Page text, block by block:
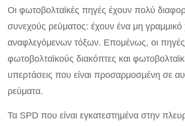
Οι φωτοβολταϊκές πηγές έχουν πολύ
συνεχούς ρεύματος: έχουν ένα μη
αναφλεγόμενων τόξων. Επομένως, οι πηγές
φωτοβολταϊκούς διακόπτες και
υπερτάσεις που είναι προσαρμοσμένη σε
ρεύματα.
Τα SPD που είναι εγκατεστημένα στην